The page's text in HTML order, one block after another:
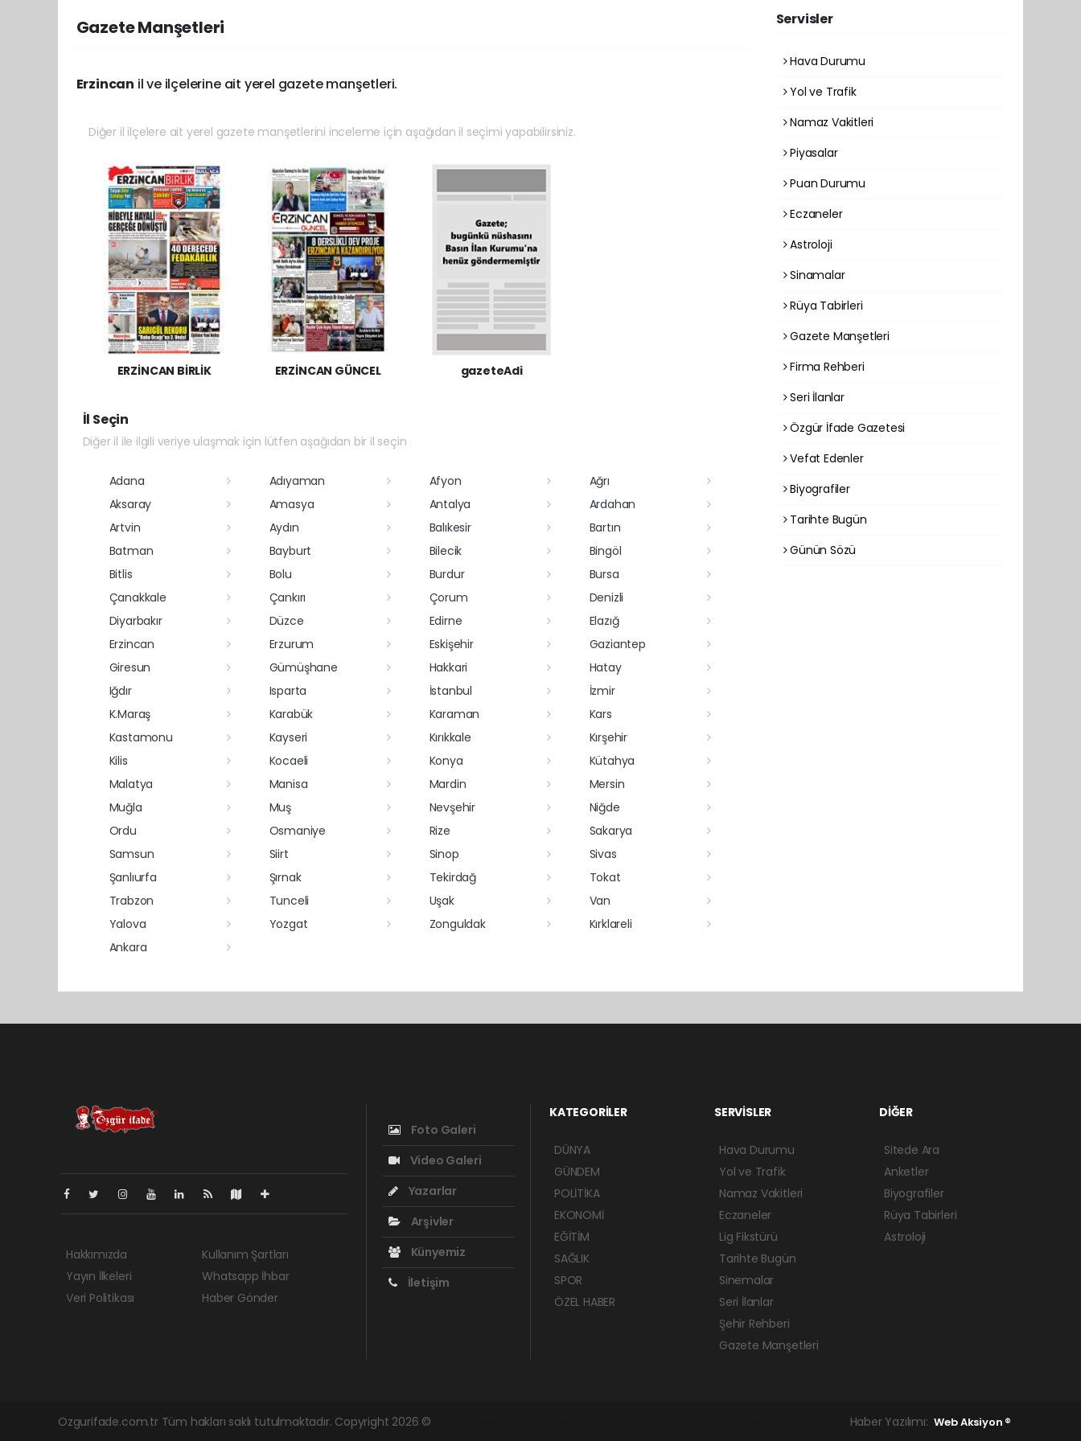
Gazete Manşetleri
Erzincan il ve ilçelerine ait yerel gazete manşetleri.
Diğer il ilçelere ait yerel gazete manşetlerini inceleme için aşağıdan il seçimi yapabilirsiniz.
ERZİNCAN BİRLİK ERZİNCAN GÜNCEL gazeteAdi
İl Seçin
Diğer il ile ilgili veriye ulaşmak için lütfen aşağıdan bir il seçin
Adana Adıyaman Afyon
Ağrı
Aksaray
Amasya Antalya
Ardahan
Artvin
Aydın Balıkesir
Bartın
Batman
Bayburt Bilecik
Bingöl
Bitlis
Bolu Burdur
Bursa
Çanakkale
Çankırı Çorum
Denizli
Diyarbakır
Düzce Edirne
Elazığ
Erzincan
Erzurum Eskişehir
Gaziantep
Giresun
Gümüşhane Hakkari
Hatay
Iğdır
Isparta İstanbul
İzmir
K.Maraş
Karabük Karaman
Kars
Kastamonu
Kayseri Kırıkkale
Kırşehir
Kilis
Kocaeli Konya
Kütahya
Malatya
Manisa Mardin
Mersin
Muğla
Muş Nevşehir
Niğde
Ordu
Osmaniye Rize
Sakarya
Samsun
Siirt Sinop
Sivas
Şanlıurfa
Şırnak Tekirdağ
Tokat
Trabzon
Tunceli Uşak
Van
Yalova
Yozgat Zonguldak
Kırklareli
Ankara
Servisler
Hava Durumu
Yol ve Trafik
Namaz Vakitleri
Piyasalar
Puan Durumu
Eczaneler
Astroloji
Sinamalar
Rüya Tabirleri
Gazete Manşetleri
Firma Rehberi
Seri İlanlar
Özgür İfade Gazetesi
Vefat Edenler
Biyografiler
Tarihte Bugün
Günün Sözü
Hakkımızda
Yayın İlkeleri
Veri Politikası
Kullanım Şartları
Whatsapp İhbar
Haber Gönder
Foto Galeri
Video Galeri
Yazarlar
Arşivler
Künyemiz
İletişim
KATEGORİLER
DÜNYA
GÜNDEM
POLİTİKA
EKONOMİ
EĞİTİM
SAĞLIK
SPOR
ÖZEL HABER
SERVİSLER
Hava Durumu
Yol ve Trafik
Namaz Vakitleri
Eczaneler
Lig Fikstürü
Tarihte Bugün
Sinemalar
Seri İlanlar
Şehir Rehberi
Gazete Manşetleri
DİĞER
Sitede Ara
Anketler
Biyografiler
Rüya Tabirleri
Astroloji
Ozgurifade.com.tr Tüm hakları saklı tutulmaktadır. Copyright 2026 © Haber Yazılımı: Web Aksiyon ®